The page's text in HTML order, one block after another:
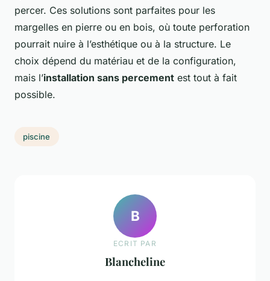
percer. Ces solutions sont parfaites pour les
margelles en pierre ou en bois, où toute perforation
pourrait nuire à l’esthétique ou à la structure. Le
choix dépend du matériau et de la configuration,
mais l’installation sans percement est tout à fait
possible.
piscine
B
ECRIT PAR
Blancheline